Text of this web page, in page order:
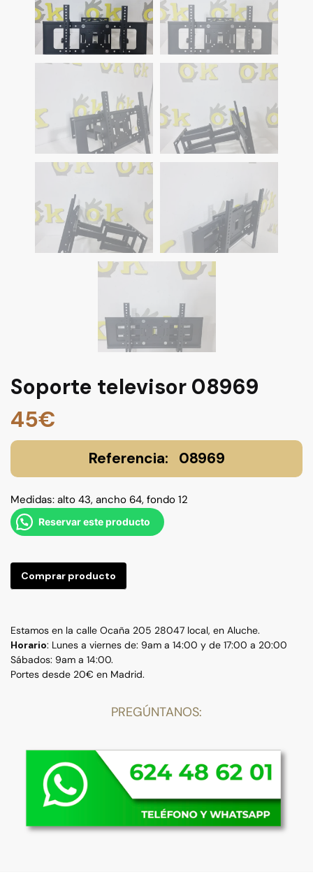
Soporte televisor 08969
45€
08969
Medidas: alto 43, ancho 64, fondo 12
Reservar este producto
Comprar producto
Estamos en la calle Ocaña 205 28047 local, en Aluche.
Horario: Lunes a viernes de: 9am a 14:00 y de 17:00 a 20:00
Sábados: 9am a 14:00.
Portes desde 20€ en Madrid.
PREGÚNTANOS: